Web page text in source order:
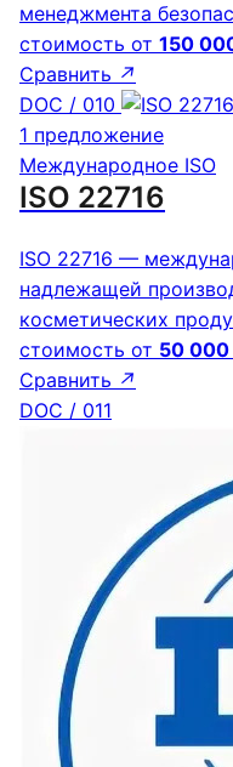
менеджмента
стоимость от 150
Сравнить ↗
DOC / 010
1 предложение
Международное ISO
ISO 22716
ISO 22716 —
надлежащей
косметических
стоимость от 50
Сравнить ↗
DOC / 011